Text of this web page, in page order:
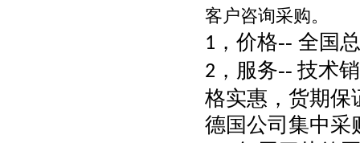
客户咨询采购。
1 ，价格-- 全国
2 ， 服务-- 技术
格实惠，货期保
德国公司集中采